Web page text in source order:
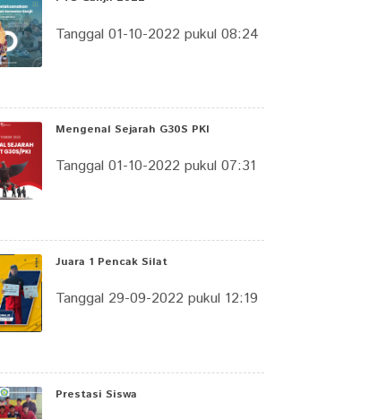
Tanggal 01-10-2022 pukul 08:24
Mengenal Sejarah G30S PKI
Tanggal 01-10-2022 pukul 07:31
Juara 1 Pencak Silat
Tanggal 29-09-2022 pukul 12:19
Prestasi Siswa